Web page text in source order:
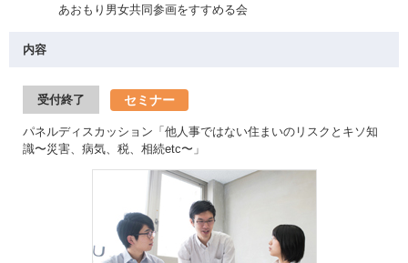
あおもり男女共同参画をすすめる会
内容
受付終了 セミナー
パネルディスカッション「他人事ではない住まいのリスクとキソ知
識〜災害、病気、税、相続etc〜」